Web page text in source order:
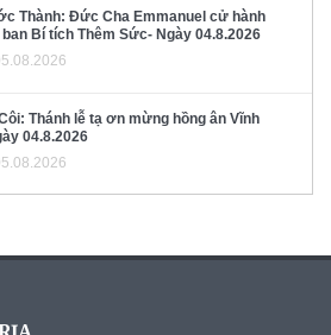
Thành: Đức Cha Emmanuel cử hành
ban Bí tích Thêm Sức- Ngày 04.8.2026
Thánh lễ tạ ơn mừng hồng ân Vĩnh
04.8.2026